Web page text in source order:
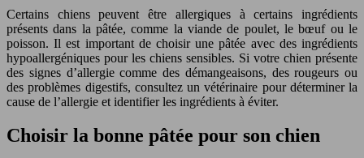
Certains chiens peuvent être allergiques à certains ingrédients
présents dans la pâtée, comme la viande de poulet, le bœuf ou le
poisson. Il est important de choisir une pâtée avec des ingrédients
hypoallergéniques pour les chiens sensibles. Si votre chien présente
des signes d’allergie comme des démangeaisons, des rougeurs ou
des problèmes digestifs, consultez un vétérinaire pour déterminer la
cause de l’allergie et identifier les ingrédients à éviter.
Choisir la bonne pâtée pour son chien